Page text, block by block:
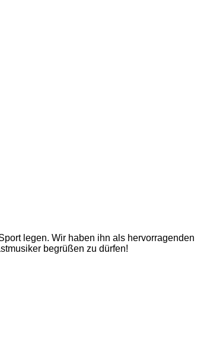
legen. Wir haben ihn als hervorragenden
begrüßen zu dürfen!